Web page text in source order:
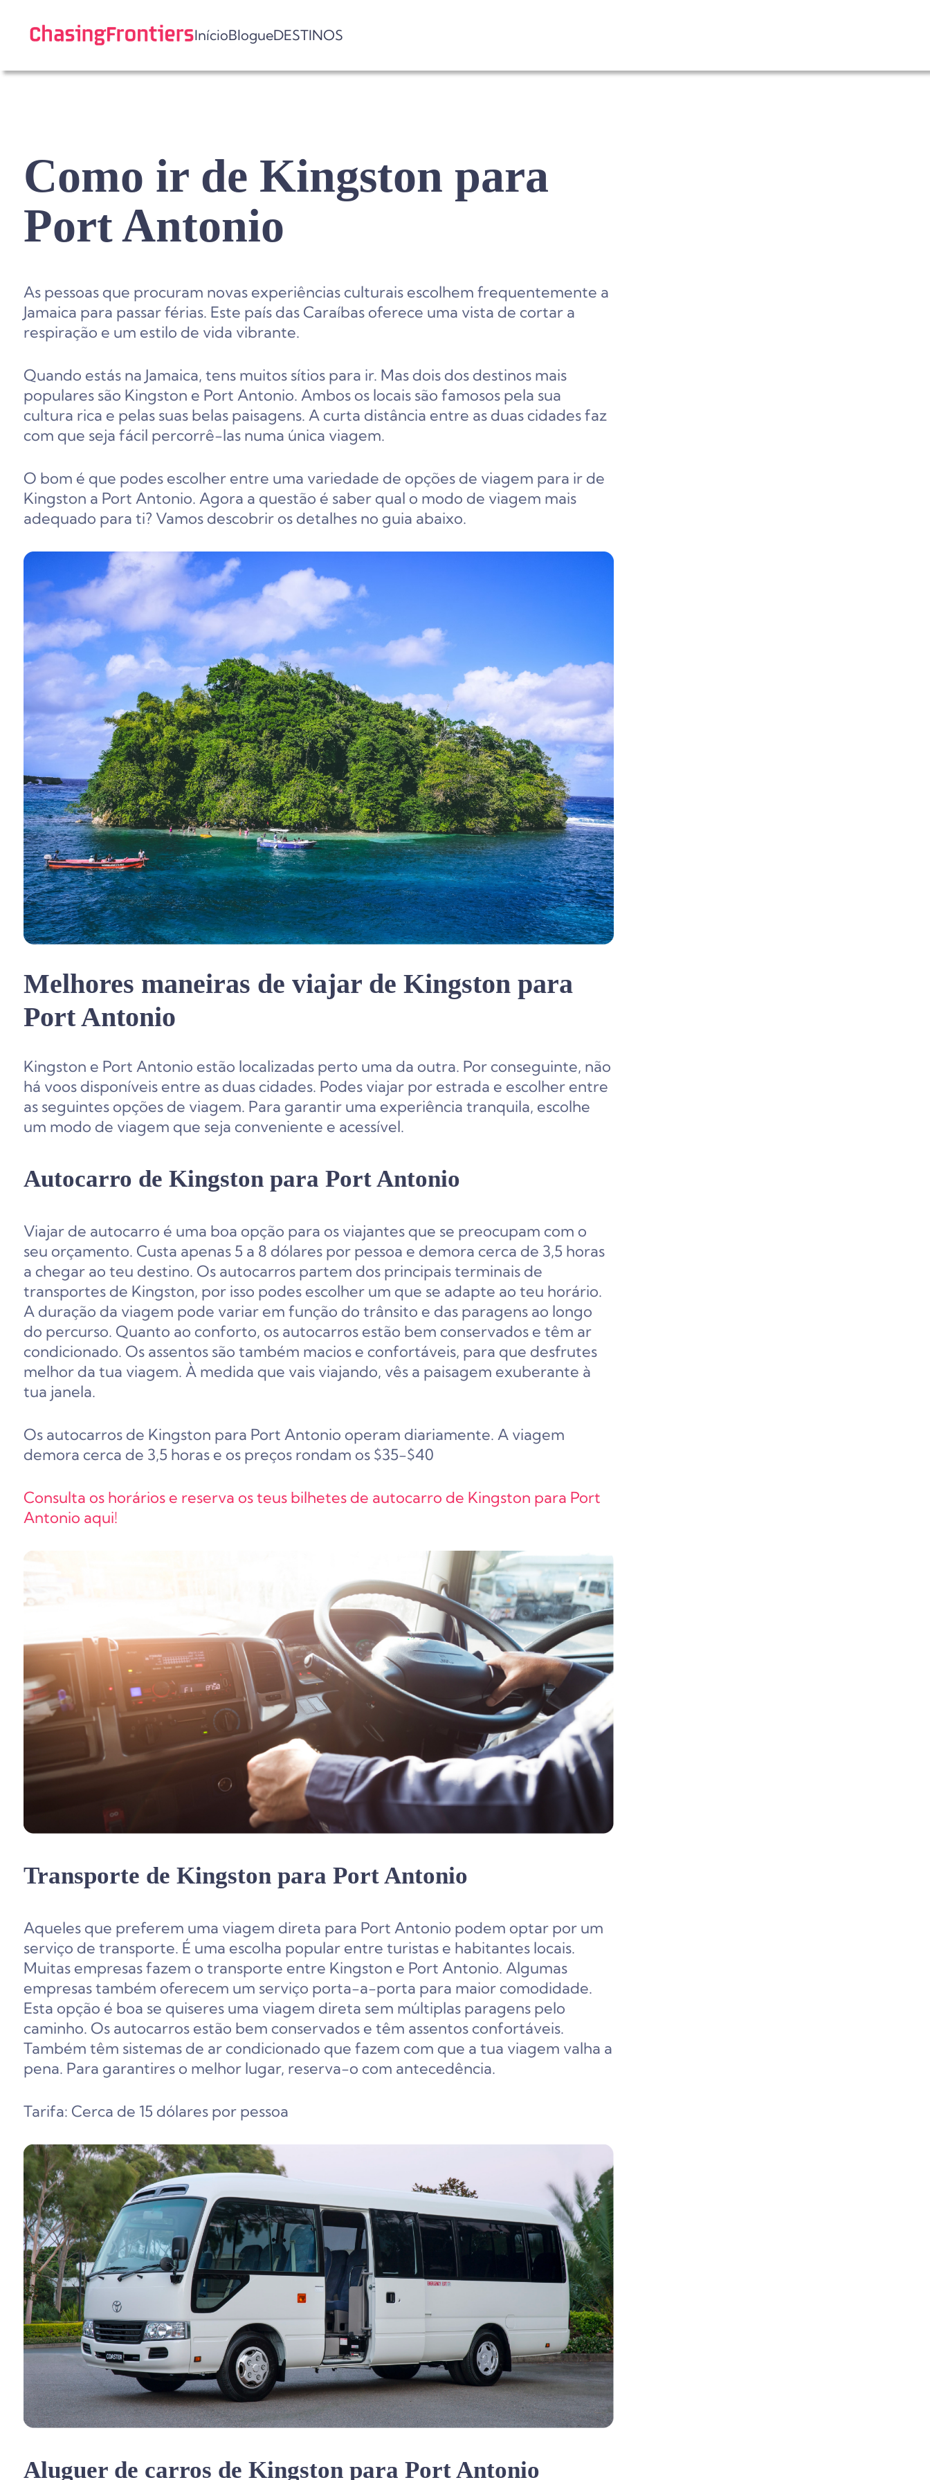
content
InícioBlogueDESTINOS
Como ir de Kingston para
Port Antonio
As pessoas que procuram novas experiências culturais escolhem frequentemente a
Jamaica para passar férias. Este país das Caraíbas oferece uma vista de cortar a
respiração e um estilo de vida vibrante.
Quando estás na Jamaica, tens muitos sítios para ir. Mas dois dos destinos mais
populares são Kingston e Port Antonio. Ambos os locais são famosos pela sua
cultura rica e pelas suas belas paisagens. A curta distância entre as duas cidades faz
com que seja fácil percorrê-las numa única viagem.
O bom é que podes escolher entre uma variedade de opções de viagem para ir de
Kingston a Port Antonio. Agora a questão é saber qual o modo de viagem mais
adequado para ti? Vamos descobrir os detalhes no guia abaixo.
Melhores maneiras de viajar de Kingston para
Port Antonio
Kingston e Port Antonio estão localizadas perto uma da outra. Por conseguinte, não
há voos disponíveis entre as duas cidades. Podes viajar por estrada e escolher entre
as seguintes opções de viagem. Para garantir uma experiência tranquila, escolhe
um modo de viagem que seja conveniente e acessível.
Autocarro de Kingston para Port Antonio
Viajar de autocarro é uma boa opção para os viajantes que se preocupam com o
seu orçamento. Custa apenas 5 a 8 dólares por pessoa e demora cerca de 3,5 horas
a chegar ao teu destino. Os autocarros partem dos principais terminais de
transportes de Kingston, por isso podes escolher um que se adapte ao teu horário.
A duração da viagem pode variar em função do trânsito e das paragens ao longo
do percurso. Quanto ao conforto, os autocarros estão bem conservados e têm ar
condicionado. Os assentos são também macios e confortáveis, para que desfrutes
melhor da tua viagem. À medida que vais viajando, vês a paisagem exuberante à
tua janela.
Os autocarros de Kingston para Port Antonio operam diariamente. A viagem
demora cerca de 3,5 horas e os preços rondam os $35-$40
Consulta os horários e reserva os teus bilhetes de autocarro de Kingston para Port
Antonio aqui!
Transporte de Kingston para Port Antonio
Aqueles que preferem uma viagem direta para Port Antonio podem optar por um
serviço de transporte. É uma escolha popular entre turistas e habitantes locais.
Muitas empresas fazem o transporte entre Kingston e Port Antonio. Algumas
empresas também oferecem um serviço porta-a-porta para maior comodidade.
Esta opção é boa se quiseres uma viagem direta sem múltiplas paragens pelo
caminho. Os autocarros estão bem conservados e têm assentos confortáveis.
Também têm sistemas de ar condicionado que fazem com que a tua viagem valha a
pena. Para garantires o melhor lugar, reserva-o com antecedência.
Tarifa: Cerca de 15 dólares por pessoa
Aluguer de carros de Kingston para Port Antonio